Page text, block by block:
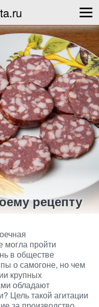
рецепту
могла пройти
в обществе
о самогоне, но чем
крупных
обладают
Цель такой агитации